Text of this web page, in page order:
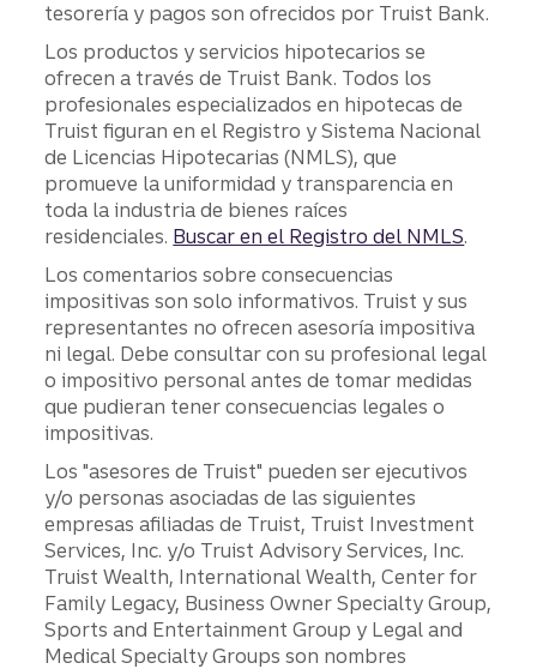
tesorería y pagos son ofrecidos por Truist Bank.
Los productos y servicios hipotecarios se
ofrecen a través de Truist Bank. Todos los
profesionales especializados en hipotecas de
Truist figuran en el Registro y Sistema Nacional
de Licencias Hipotecarias (NMLS), que
promueve la uniformidad y transparencia en
toda la industria de bienes raíces
residenciales. Buscar en el Registro del NMLS.
Los comentarios sobre consecuencias
impositivas son solo informativos. Truist y sus
representantes no ofrecen asesoría impositiva
ni legal. Debe consultar con su profesional legal
o impositivo personal antes de tomar medidas
que pudieran tener consecuencias legales o
impositivas.
Los "asesores de Truist" pueden ser ejecutivos
y/o personas asociadas de las siguientes
empresas afiliadas de Truist, Truist Investment
Services, Inc. y/o Truist Advisory Services, Inc.
Truist Wealth, International Wealth, Center for
Family Legacy, Business Owner Specialty Group,
Sports and Entertainment Group y Legal and
Medical Specialty Groups son nombres